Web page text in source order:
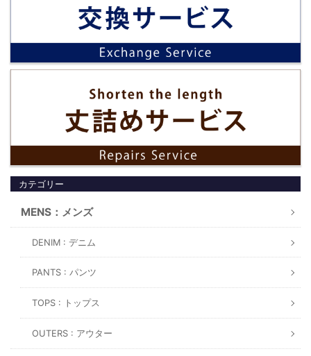
カテゴリー
MENS：メンズ
DENIM : デニム
PANTS : パンツ
TOPS : トップス
OUTERS : アウター